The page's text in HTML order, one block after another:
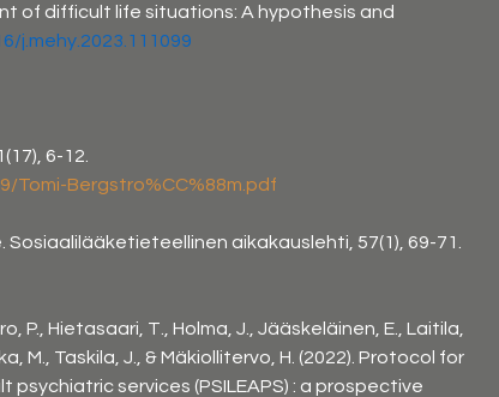
of difficult life situations: A hypothesis and
j.mehy.2023.111099
6-12.
Bergstro%CC%88m.pdf
aikakauslehti, 57(1), 69-71.
P., Hietasaari, T., Holma, J., Jääskeläinen, E., Laitila,
M., Taskila, J., & Mäkiollitervo, H. (2022). Protocol for
services (PSILEAPS) : a prospective